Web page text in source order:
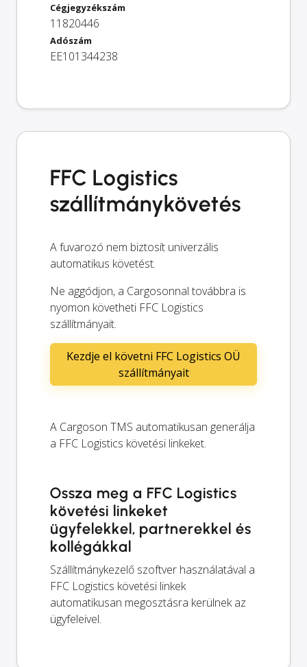
Cégjegyzékszám
11820446
Adószám
EE101344238
FFC Logistics
szállítmánykövetés
A fuvarozó nem biztosít univerzális
automatikus követést.
Ne aggódjon, a Cargosonnal továbbra is
nyomon követheti FFC Logistics
szállítmányait.
Kezdje el követni FFC Logistics OÜ
szállítmányait
A Cargoson TMS automatikusan generálja
a FFC Logistics követési linkeket.
Ossza meg a FFC Logistics
követési linkeket
ügyfelekkel, partnerekkel és
kollégákkal
Szállítmánykezelő szoftver használatával a
FFC Logistics követési linkek
automatikusan megosztásra kerülnek az
ügyfeleivel.